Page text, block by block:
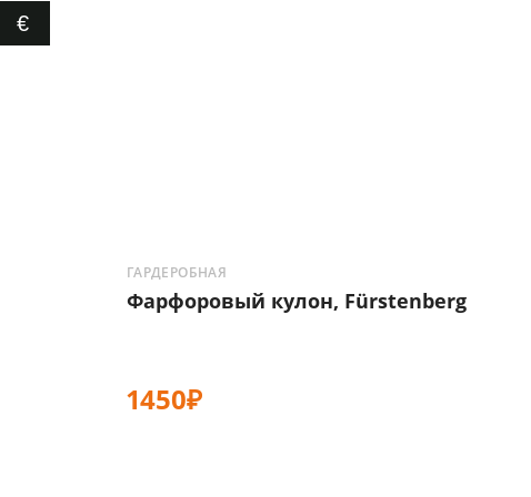
ГАРДЕРОБНАЯ
Фарфоровый кулон, Fürstenberg
1450₽
€